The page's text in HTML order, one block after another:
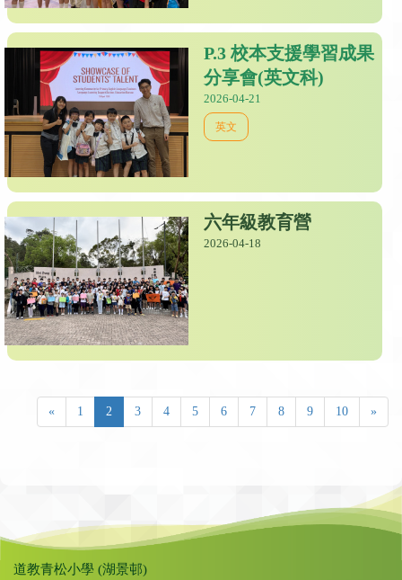
P.3 校本支援學習成果
分享會(英文科)
2026-04-21
英文
六年級教育營
2026-04-18
« 1 2 3 4 5 6 7 8 9 10 »
道教青松小學 (湖景邨)